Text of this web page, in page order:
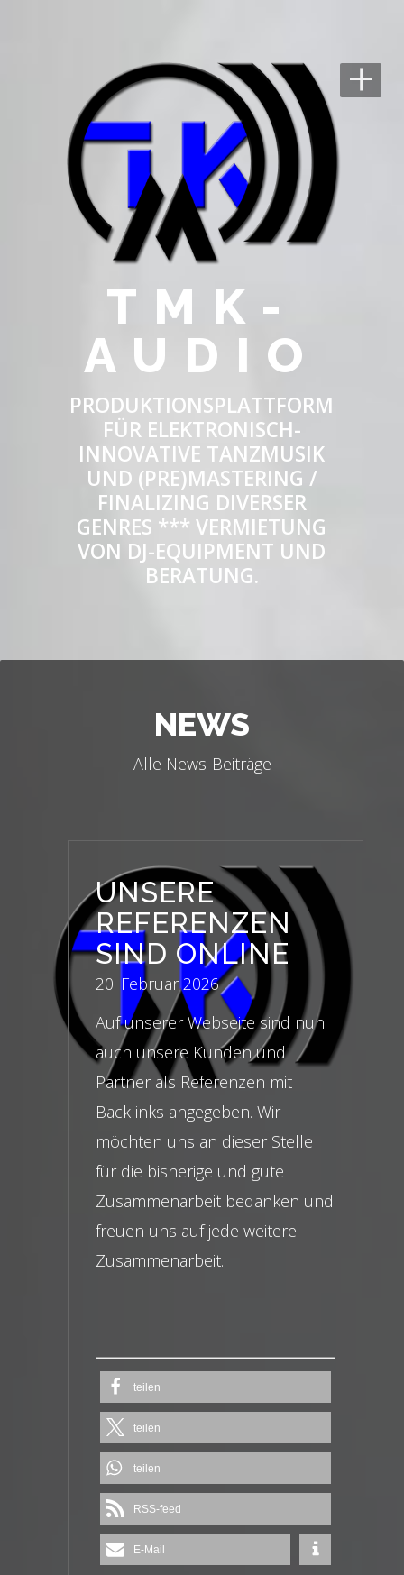
TMK-
AUDIO
PRODUKTIONSPLATTFORM
FÜR ELEKTRONISCH-
INNOVATIVE TANZMUSIK
UND (PRE)MASTERING /
FINALIZING DIVERSER
GENRES *** VERMIETUNG
VON DJ-EQUIPMENT UND
BERATUNG.
+
NEWS
Alle News-Beiträge
UNSERE
REFERENZEN
SIND ONLINE
20. Februar 2026
Auf unserer Webseite sind nun
auch unsere Kunden und
Partner als Referenzen mit
Backlinks angegeben. Wir
möchten uns an dieser Stelle
für die bisherige und gute
Zusammenarbeit bedanken und
freuen uns auf jede weitere
Zusammenarbeit.
teilen
teilen
teilen
RSS-feed
E-Mail